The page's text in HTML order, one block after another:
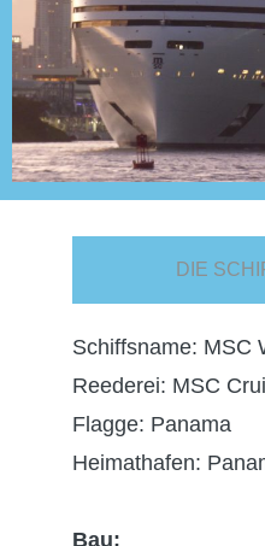
DIE
Schiffsname: MSC
Reederei: MSC
Flagge: Panama
Heimathafen:
Bau: